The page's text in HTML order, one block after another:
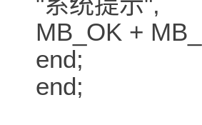
MB_OK +
end;
end;